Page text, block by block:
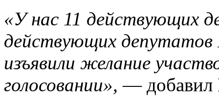
«У нас 11 действующих
действующих депутатов
изъявили желание
голосовании», — добавил